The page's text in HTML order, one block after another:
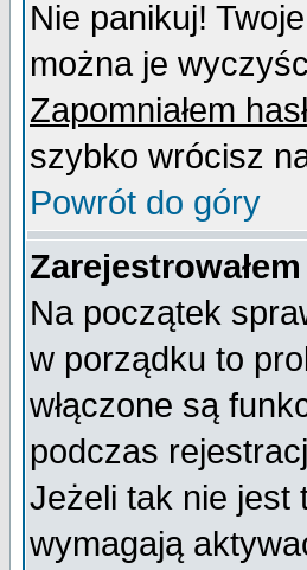
Nie panikuj!
można je
Zapomniałem
szybko wrócisz
Powrót do góry
Na początek
w porządku to
włączone są
podczas
Jeżeli tak nie jest
wymagają